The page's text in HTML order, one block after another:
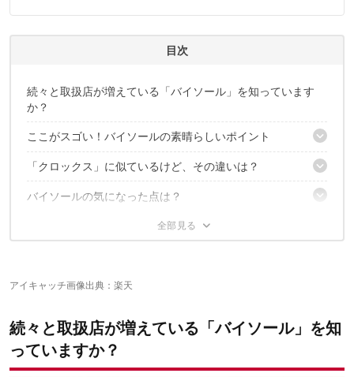
小川 迪裕のプロフィール
目次
続々と取扱店が増えている「バイソール」を知っています
か？
ここがスゴい！バイソールの素晴らしいポイント
スタイル関係なく馴染む「どシンプル」なデザイン
ふかふかな「厚めのインソール」で足が疲れにくい
つま先に妙あり！よくある「つまずき」を防止
シーンで使い分けられる「2種類」のアウトソール
「クロックス」に似ているけど、その違いは？
まずデザイン性の違いは？
滑り止めやクッション性といった機能の違いは？
バイソールの気になった点は？
素足とソックス合わせ両方でサイズを確認
見た目よし、履き心地よし、価格よし。バイソールなら
街もキャンプも楽々！
アイキャッチ画像出典： 楽天
続々と取扱店が増えている「バイソール」を知
っていますか？